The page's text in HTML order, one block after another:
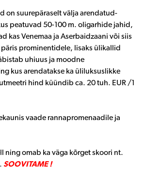
on suurepäraselt välja arendatud-
peatuvad 50-100 m. oligarhide jahid,
kas Venemaa ja Aserbaidzaani või siis
prominentidele, lisaks ülikallid
uhiuus ja moodne
kus arendatakse ka üliluksuslikke
hind küündib ca. 20 tuh. EUR /1
vaade rannapromenaadile ja
ning omab ka väga kõrget skoori nt.
SOOVITAME !